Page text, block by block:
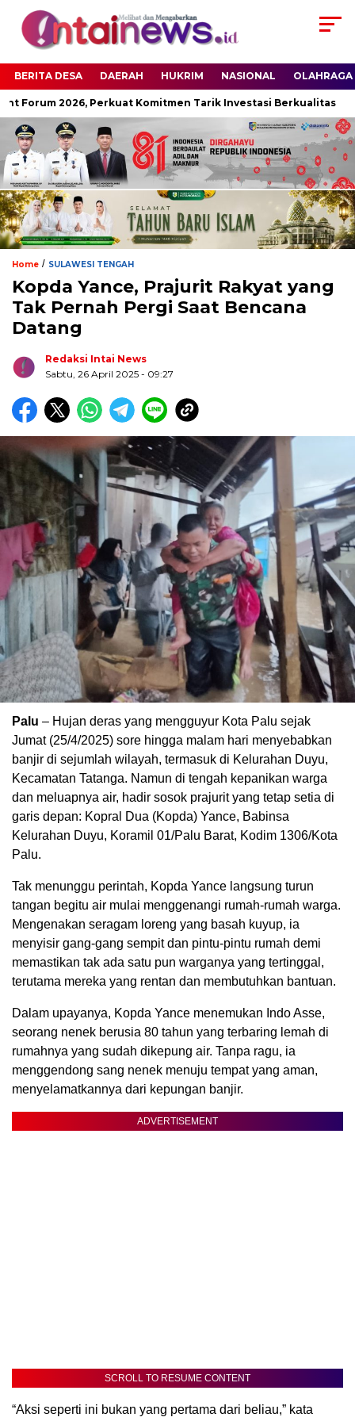
BERITA DESA DAERAH HUKRIM NASIONAL OLAHRAGA
2026, Perkuat Komitmen Tarik Investasi Berkualitas
Home / SULAWESI TENGAH
Kopda Yance, Prajurit Rakyat yang
Tak Pernah Pergi Saat Bencana
Datang
Redaksi Intai News
Sabtu, 26 April 2025 - 09:27
Palu – Hujan deras yang mengguyur Kota Palu sejak
Jumat (25/4/2025) sore hingga malam hari menyebabkan
banjir di sejumlah wilayah, termasuk di Kelurahan Duyu,
Kecamatan Tatanga. Namun di tengah kepanikan warga
dan meluapnya air, hadir sosok prajurit yang tetap setia di
garis depan: Kopral Dua (Kopda) Yance, Babinsa
Kelurahan Duyu, Koramil 01/Palu Barat, Kodim 1306/Kota
Palu.
Tak menunggu perintah, Kopda Yance langsung turun
tangan begitu air mulai menggenangi rumah-rumah warga.
Mengenakan seragam loreng yang basah kuyup, ia
menyisir gang-gang sempit dan pintu-pintu rumah demi
memastikan tak ada satu pun warganya yang tertinggal,
terutama mereka yang rentan dan membutuhkan bantuan.
Dalam upayanya, Kopda Yance menemukan Indo Asse,
seorang nenek berusia 80 tahun yang terbaring lemah di
rumahnya yang sudah dikepung air. Tanpa ragu, ia
menggendong sang nenek menuju tempat yang aman,
menyelamatkannya dari kepungan banjir.
ADVERTISEMENT
Biru Kuning Geometris Modern Rekrutmen Staf
Kantor Poster Horizontal
SCROLL TO RESUME CONTENT
“Aksi seperti ini bukan yang pertama dari beliau,” kata